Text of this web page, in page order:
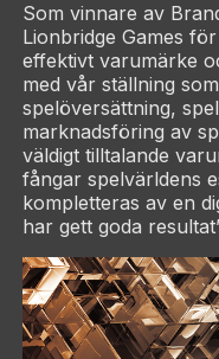
Som vinnare av
Lionbridge Games
effektivt varumärke
med vår ställning
spelöversättning,
marknadsföring av
väldigt tilltalande
fångar spelvärldens
kompletteras av en
har gett goda